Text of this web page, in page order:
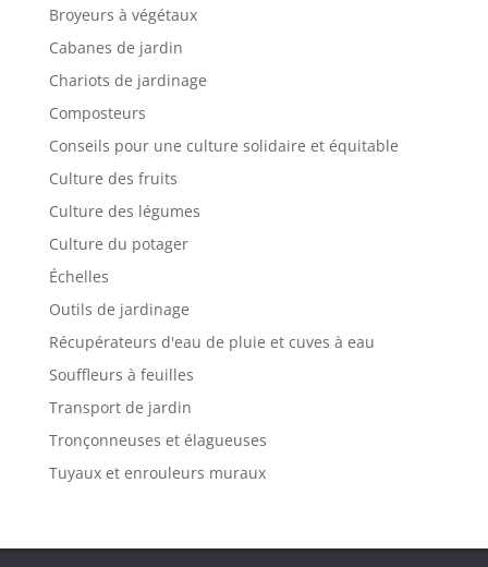
Broyeurs à végétaux
Cabanes de jardin
Chariots de jardinage
Composteurs
Conseils pour une culture solidaire et équitable
Culture des fruits
Culture des légumes
Culture du potager
Échelles
Outils de jardinage
Récupérateurs d'eau de pluie et cuves à eau
Souffleurs à feuilles
Transport de jardin
Tronçonneuses et élagueuses
Tuyaux et enrouleurs muraux